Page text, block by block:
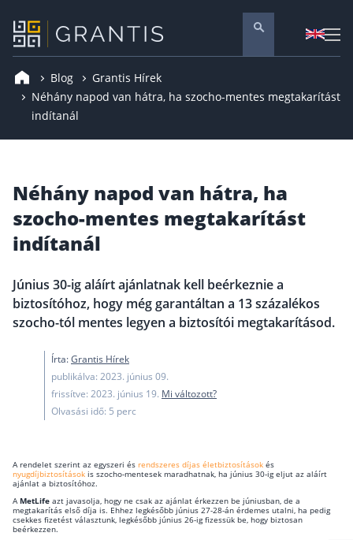
Pénzügyi tanácsadás
Nyugdíj előtakarékosság
Melyiket válaszd? Nyugdíjbiztosítás, NYESZ vagy
ÖNYP?
Nyugdíj előtakarékossági számla (NYESZ)
Nyugdíj megtakarítás – Így válassz
Magánnyugdíjpénztár összefoglaló
Nyugdíjkorhatár táblázat és útmutató
működése
Egyszerű Állami Nyugdíjkalkulátor
Önkéntes Nyugdíjpénztárak hozamai
Nyugdíjbiztosítás vagy NYESZ? Melyik a jobb?
Melyik a legolcsóbb nyugdíjbiztosítás?
Önkéntes nyugdíjpénztár vagy
Blog
Grantis Hírek
Néhány napod van hátra, ha szocho-mentes megtakarítást
indítanál
Néhány napod van hátra, ha
szocho-mentes megtakarítást
indítanál
Június 30-ig aláírt ajánlatnak kell beérkeznie a
biztosítóhoz, hogy még garantáltan a 13 százalékos
szocho-tól mentes legyen a biztosítói megtakarításod.
Írta:Grantis Hírek
publikálva: 2023. június 09.
frissítve: 2023. június 19. Mi változott?
Olvasási idő: 5 perc
A rendelet szerint az egyszeri és rendszeres díjas életbiztosítások és
nyugdíjbiztosítások is szocho-mentesek maradhatnak, ha június 30-ig eljut az aláírt
ajánlat a biztosítóhoz.
A MetLife azt javasolja, hogy ne csak az ajánlat érkezzen be júniusban, de a
megtakarítás első díja is. Ehhez legkésőbb június 27-28-án érdemes utalni, ha pedig
csekkes fizetést választunk, legkésőbb június 26-ig fizessük be, hogy biztosan
beérkezzen.